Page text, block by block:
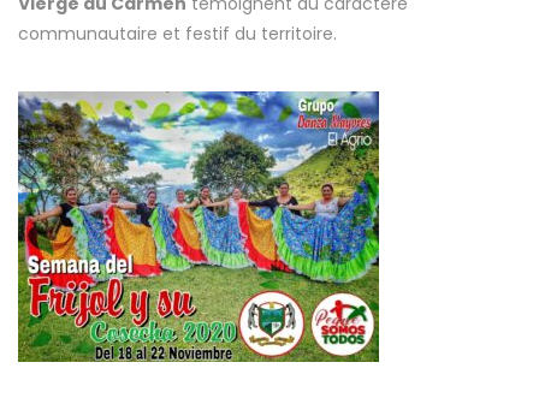
communautaire et festif du territoire.